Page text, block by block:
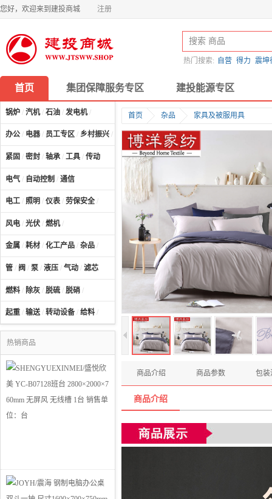
您好，欢迎来到建投商城 注册
热门搜索: 自营 得力 震坤
首页 集团保障服务专区 建投能源专区
锅炉 / 汽机/ 石油 / 发电机/
办公 / 电器 / 员工专区 / 乡村振兴 / 计算机及配件/
紧固 / 密封 / 轴承 / 工具 / 传动
电气 / 自动控制 / 通信
电工 / 照明 / 仪表 / 劳保安全 /
风电 / 光伏 / 燃机/
金属 / 耗材 / 化工产品 / 杂品 /
管 / 阀 / 泵 / 液压 / 气动 / 滤芯
燃料 / 除灰 / 脱硫 / 脱硝 /
起重 / 输送/ 转动设备 / 给料 /
热销商品
首页 杂品 家具及被服用具
商品介绍 商品参数 包装
商品介绍